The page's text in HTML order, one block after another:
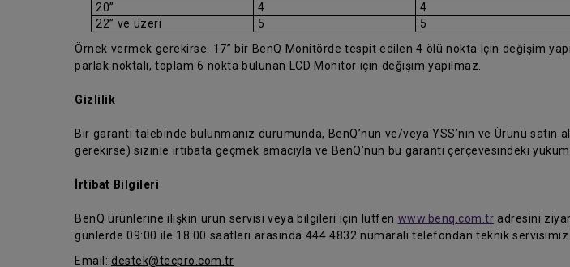
20”
4 4
22” ve üzeri
5 5
Örnek vermek gerekirse. 17” bir BenQ Monitörde tespit edilen 4 ölü nokta için değişim
parlak noktalı, toplam 6 nokta bulunan LCD Monitör için değişim yapılmaz.
Gizlilik
Bir garanti talebinde bulunmanız durumunda, BenQ’nun ve/veya YSS’nin ve Ürünü satın
gerekirse) sizinle irtibata geçmek amacıyla ve BenQ’nun bu garanti çerçevesindeki
İrtibat Bilgileri
BenQ ürünlerine ilişkin ürün servisi veya bilgileri için lütfen www.benq.com.tr adresini
günlerde 09:00 ile 18:00 saatleri arasında 444 4832 numaralı telefondan teknik
Email: destek@tecpro.com.tr